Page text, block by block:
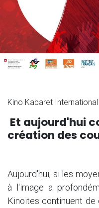
Kino Kabaret
Et aujourd'hui
création des
Aujourd'hui, si les
à l'image a
Kinoïtes continuent